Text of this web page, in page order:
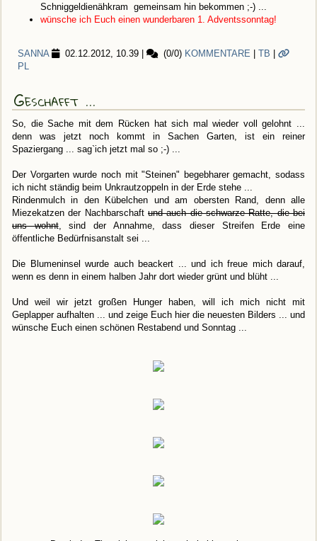
Schniggeldienähkram gemeinsam hin bekommen ;-) ...
wünsche ich Euch einen wunderbaren 1. Adventssonntag!
SANNA 02.12.2012, 10.39 (0/0) KOMMENTARE TB
PL
Geschafft ...
So, die Sache mit dem Rücken hat sich mal wieder voll gelohnt ...
denn was jetzt noch kommt in Sachen Garten, ist ein reiner
Spaziergang ... sag`ich jetzt mal so ;-) ...
Der Vorgarten wurde noch mit "Steinen" begebharer gemacht, sodass
ich nicht ständig beim Unkrautzoppeln in der Erde stehe ...
Rindenmulch in den Kübelchen und am obersten Rand, denn alle
Miezekatzen der Nachbarschaft und auch die schwarze Ratte, die bei
uns wohnt, sind der Annahme, dass dieser Streifen Erde eine
öffentliche Bedürfnisanstalt sei ...
Die Blumeninsel wurde auch beackert ... und ich freue mich darauf,
wenn es denn in einem halben Jahr dort wieder grünt und blüht ...
Und weil wir jetzt großen Hunger haben, will ich mich nicht mit
Geplapper aufhalten ... und zeige Euch hier die neuesten Bilders ... und
wünsche Euch einen schönen Restabend und Sonntag ...